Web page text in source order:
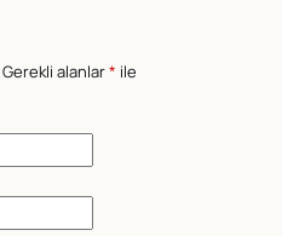
Gerekli alanlar* ile